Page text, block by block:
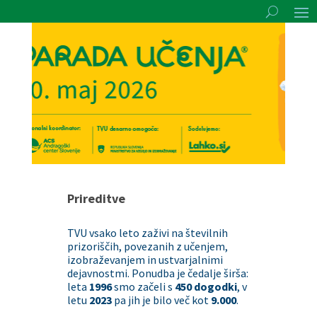
Prireditve
TVU vsako leto zaživi na številnih
prizoriščih, povezanih z učenjem,
izobraževanjem in ustvarjalnimi
dejavnostmi. Ponudba je čedalje širša:
leta 1996smo začeli s 450 dogodki, v
letu 2023pa jih je bilo več kot9.000.